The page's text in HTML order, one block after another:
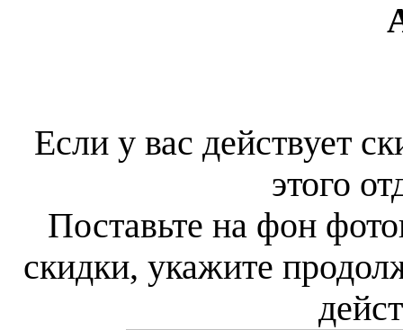
Если у вас действует
этого
Поставьте на фон
скидки, укажите